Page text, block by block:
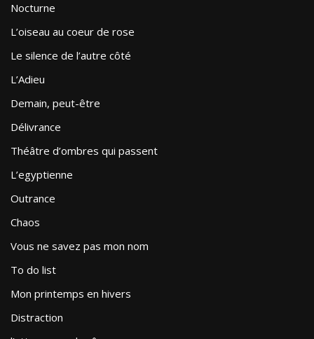
Nocturne
L’oiseau au coeur de rose
Le silence de l’autre côté
L’Adieu
Demain, peut-être
Délivrance
Théâtre d’ombres qui passent
L’egyptienne
Outrance
Chaos
Vous ne savez pas mon nom
To do list
Mon printemps en hivers
Distraction